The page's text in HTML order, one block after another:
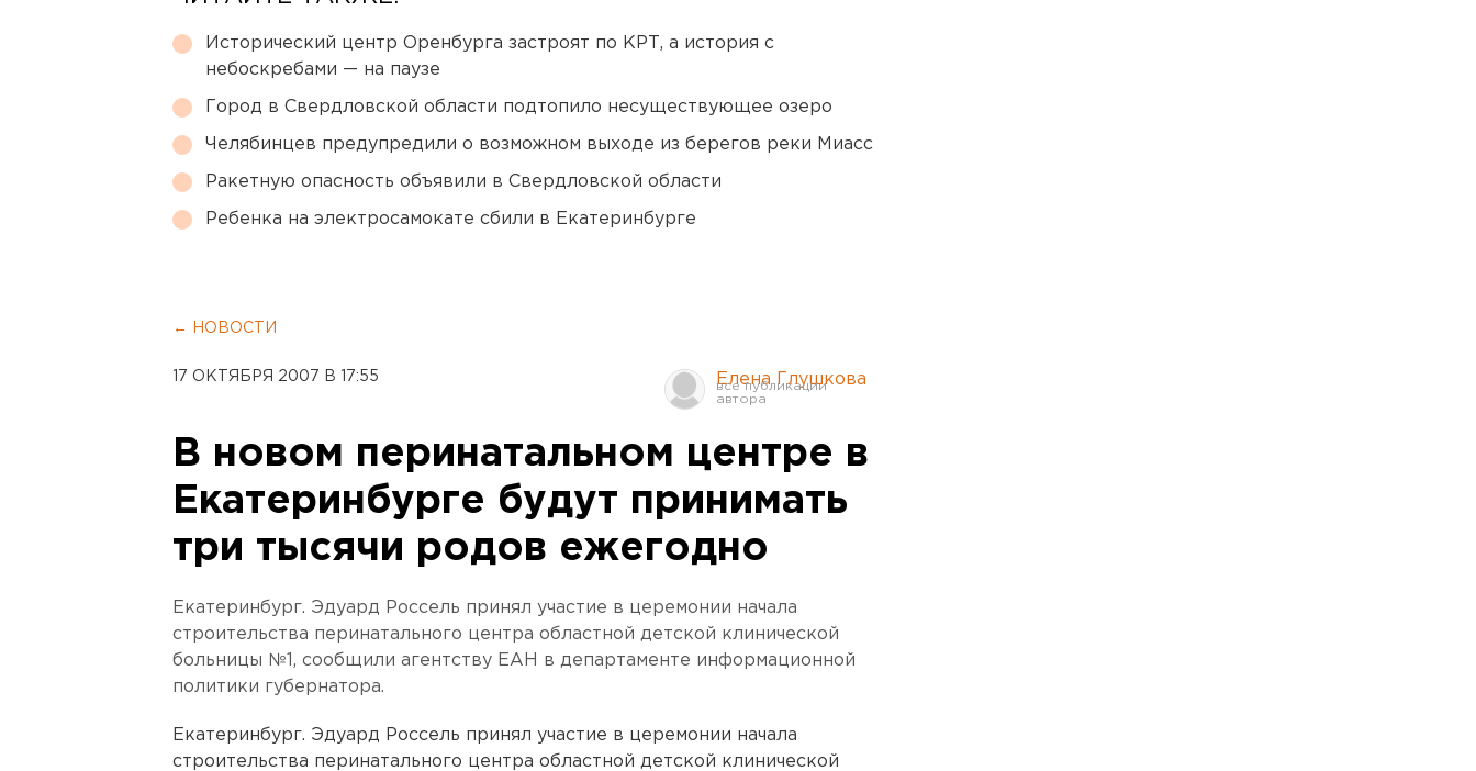
Исторический центр Оренбурга застроят по КРТ, а история с
небоскребами — на паузе
Город в Свердловской области подтопило несуществующее озеро
Челябинцев предупредили о возможном выходе из берегов реки Миасс
Ракетную опасность объявили в Свердловской области
Ребенка на электросамокате сбили в Екатеринбурге
← НОВОСТИ
17 ОКТЯБРЯ 2007 В 17:55 Елена Глушкова
В новом перинатальном центре в
Екатеринбурге будут принимать
три тысячи родов ежегодно
Екатеринбург. Эдуард Россель принял участие в церемонии начала
строительства перинатального центра областной детской клинической
больницы №1, сообщили агентству ЕАН в департаменте информационной
политики губернатора.
Екатеринбург. Эдуард Россель принял участие в церемонии начала
строительства перинатального центра областной детской клинической